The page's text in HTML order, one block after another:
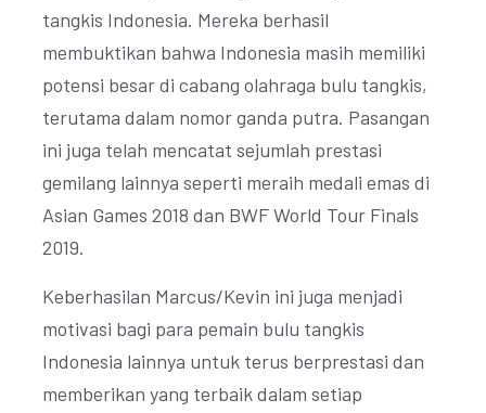
tangkis Indonesia. Mereka berhasil
membuktikan bahwa Indonesia masih memiliki
potensi besar di cabang olahraga bulu tangkis,
terutama dalam nomor ganda putra. Pasangan
ini juga telah mencatat sejumlah prestasi
gemilang lainnya seperti meraih medali emas di
Asian Games 2018 dan BWF World Tour Finals
2019.
Keberhasilan Marcus/Kevin ini juga menjadi
motivasi bagi para pemain bulu tangkis
Indonesia lainnya untuk terus berprestasi dan
memberikan yang terbaik dalam setiap